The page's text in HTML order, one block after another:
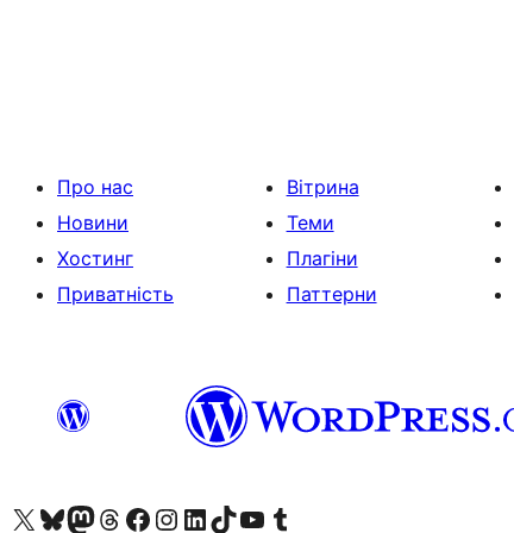
Про нас
Новини
Хостинг
Приватність
Вітрина
Теми
Плагіни
Паттерни
Visit our X (formerly Twitter) account
Visit our Bluesky account
Завітайте до нашої стрічки в Mastodon
Visit our Threads account
Завітайте на нашу сторінку в Facebook
Visit our Instagram account
Visit our LinkedIn account
Visit our TikTok account
Visit our YouTube channel
Visit our Tumblr account